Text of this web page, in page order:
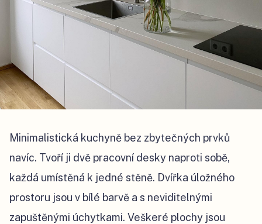
Minimalistická kuchyně bez zbytečných prvků
navíc. Tvoří ji dvě pracovní desky naproti sobě,
každá umístěná k jedné stěně. Dvířka úložného
prostoru jsou v bílé barvě a s neviditelnými
zapuštěnými úchytkami. Veškeré plochy jsou